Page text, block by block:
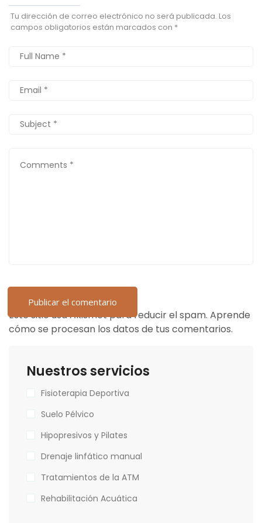
Tu dirección de correo electrónico no será publicada. Los
campos obligatorios están marcados con *
Este sitio usa Akismet para reducir el spam. Aprende
cómo se procesan los datos de tus comentarios.
Nuestros servicios
Fisioterapia Deportiva
Suelo Pélvico
Hipopresivos y Pilates
Drenaje linfático manual
Tratamientos de la ATM
Rehabilitación Acuática